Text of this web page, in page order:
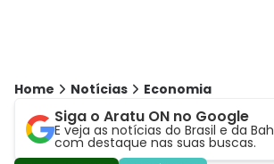
Home Notícias Economia
Siga o Aratu ON no Google
E veja as notícias do Brasil e da
com destaque nas suas buscas.